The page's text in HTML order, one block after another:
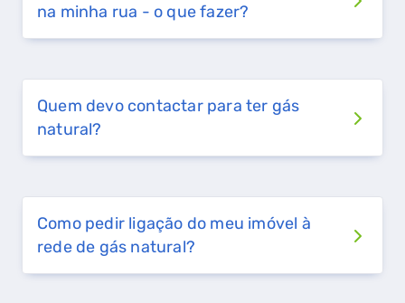
na minha rua - o que fazer?
Quem devo contactar para ter gás
natural?
Como pedir ligação do meu imóvel à
rede de gás natural?